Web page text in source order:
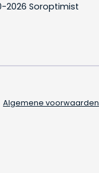
2026 Soroptimist
Algemene voorwaarden